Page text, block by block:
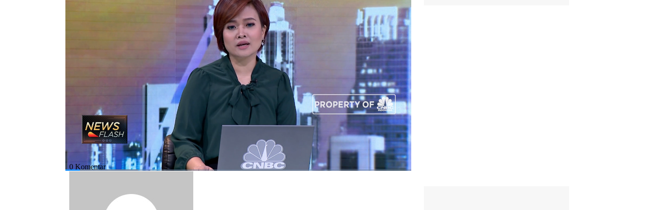
Prabowo menilai impor pangan yang dilakukan pada masa panen malah merugikan petani. Sementara
capres nomor urut 01 Joko Widodo menilai, impor dilakukan untuk menyeimbangkan harga dan juga
Ikuti pernyataan dua capres terkait pangan dalam News Flash program Squawk Box CNBC
#news flash #debat capres 2019 #jokowi #prabowo #pangan